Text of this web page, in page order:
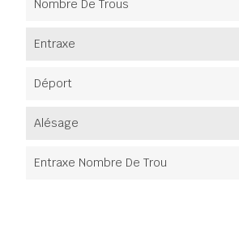
Nombre De Trous
Entraxe
Déport
Alésage
Entraxe Nombre De Trou